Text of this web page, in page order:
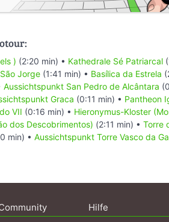
) (2:20 min) • Kathedrale Sé Patriarcal
Jorge (1:41 min) • Basílica da Estrela
Aussichtspunkt San Pedro de Alcântara
Graca (0:11 min) • Pantheon
VII (0:16 min) • Hieronymus-Kloster
dos Descobrimentos) (2:11 min) • Torre
min) • Aussichtspunkt Torre Vasco da
Hilfe